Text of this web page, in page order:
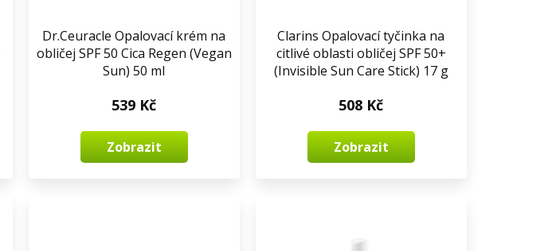
Dr.Ceuracle Opalovací krém na
obličej SPF 50 Cica Regen (Vegan
Sun) 50 ml
539 Kč
Zobrazit
Clarins Opalovací tyčinka na
citlivé oblasti obličej SPF 50+
(Invisible Sun Care Stick) 17 g
508 Kč
Zobrazit